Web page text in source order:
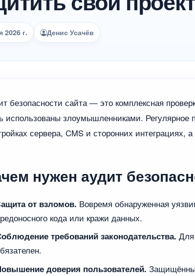
2026 г. Денис Усачёв
безопасности сайта — это комплексная
использованы злоумышленниками. Регулярное
сервера, CMS и сторонних интеграциях,
нужен аудит
от взломов. Вовремя обнаруженная
кода или кражи данных.
требований законодательства.
доверия пользователей.